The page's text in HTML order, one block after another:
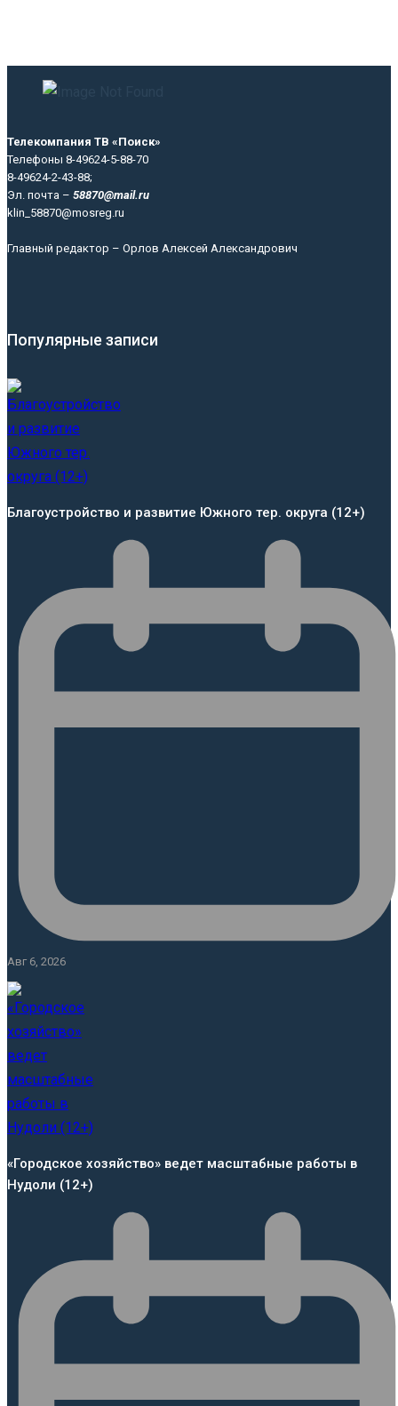
Телекомпания ТВ «Поиск»
Телефоны 8-49624-5-88-70
8-49624-2-43-88;
Эл. почта – 58870@mail.ru
klin_58870@mosreg.ru
Главный редактор – Орлов Алексей Александрович
Популярные записи
Благоустройство и развитие Южного тер. округа (12+)
Авг 6, 2026
«Городское хозяйство» ведет масштабные работы в
Нудоли (12+)